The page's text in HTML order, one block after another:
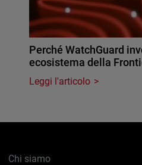
Perché WatchGuard
ecosistema della
Leggi l'articolo
Chi siamo